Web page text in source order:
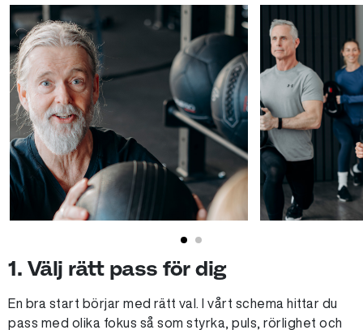
1. Välj rätt pass för dig
En bra start börjar med rätt val. I vårt schema hittar du
pass med olika fokus så som styrka, puls, rörlighet och